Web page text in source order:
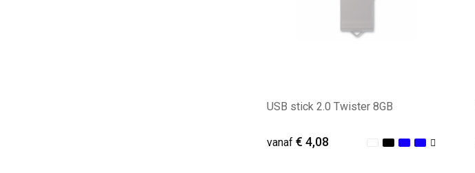
USB stick 2.0 Twister 8GB
vanaf € 4,08